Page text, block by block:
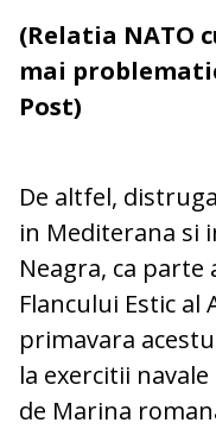
(Relatia NATO
mai
Post)
De altfel,
in Mediterana si
Neagra, ca
Flancului Estic
primavara
la exercitii
de Marina